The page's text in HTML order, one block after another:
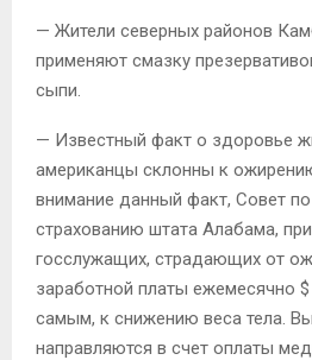
— Жители северных районов
применяют смазку
сыпи.
— Известный факт о здоровье
американцы склонны к
внимание данный факт, Совет
страхованию штата Алабама,
госслужащих, страдающих от
заработной платы ежемесячно $
самым, к снижению веса тела.
направляются в счет оплаты